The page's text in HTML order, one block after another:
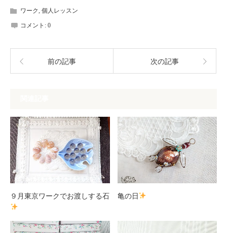
ワーク, 個人レッスン
コメント: 0
前の記事 次の記事
９月東京ワークでお渡しする石 亀の日